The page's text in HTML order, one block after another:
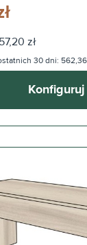
zł
30 dni: 562,36
Konfiguruj